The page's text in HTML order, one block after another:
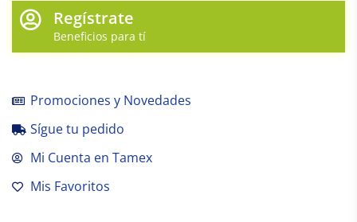
Regístrate
Beneficios para tí
Promociones y Novedades
Sígue tu pedido
Mi Cuenta en Tamex
Mis Favoritos